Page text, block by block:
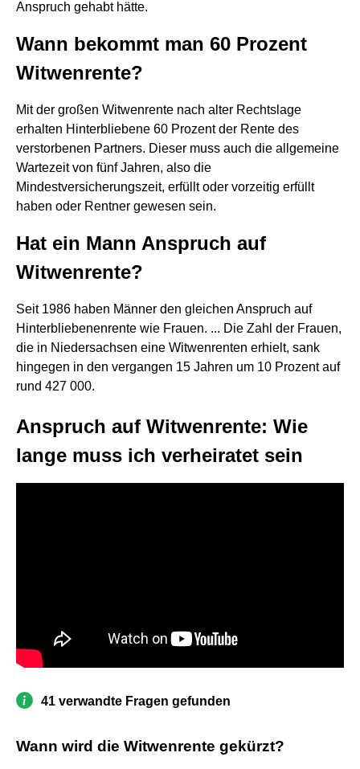
Anspruch gehabt hätte.
Wann bekommt man 60 Prozent
Witwenrente?
Mit der großen Witwenrente nach alter Rechtslage
erhalten Hinterbliebene 60 Prozent der Rente des
verstorbenen Partners. Dieser muss auch die allgemeine
Wartezeit von fünf Jahren, also die
Mindestversicherungszeit, erfüllt oder vorzeitig erfüllt
haben oder Rentner gewesen sein.
Hat ein Mann Anspruch auf
Witwenrente?
Seit 1986 haben Männer den gleichen Anspruch auf
Hinterbliebenenrente wie Frauen. ... Die Zahl der Frauen,
die in Niedersachsen eine Witwenrenten erhielt, sank
hingegen in den vergangen 15 Jahren um 10 Prozent auf
rund 427 000.
Anspruch auf Witwenrente: Wie
lange muss ich verheiratet sein
41 verwandte Fragen gefunden
Wann wird die Witwenrente gekürzt?